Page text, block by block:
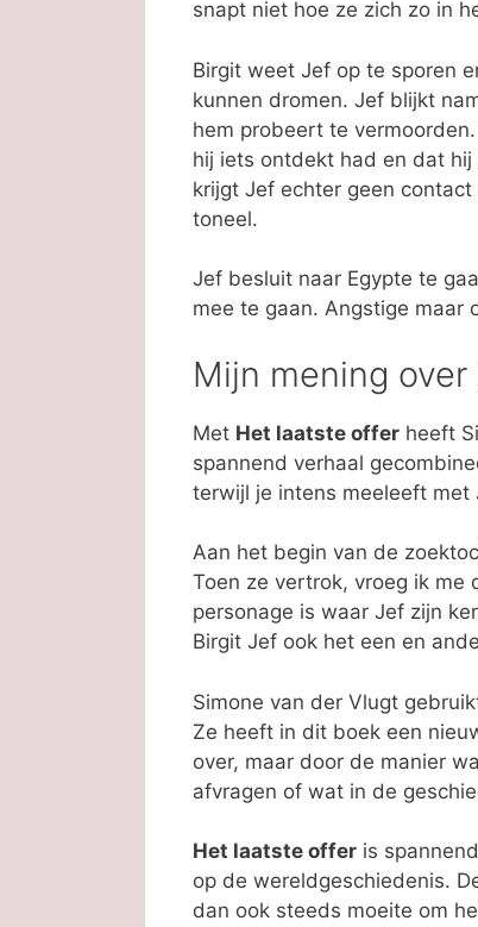
snapt niet hoe ze zich zo in
Birgit weet Jef op te sporen
kunnen dromen. Jef blijkt
hem probeert te
hij iets ontdekt had en dat
krijgt Jef echter geen
toneel.
Jef besluit naar Egypte te
mee te gaan. Angstige maar
Mijn mening
Met Het laatste offer heeft
spannend verhaal
terwijl je intens meeleeft
Aan het begin van de
Toen ze vertrok, vroeg ik me
personage is waar Jef zijn
Birgit Jef ook het een en
Simone van der Vlugt
Ze heeft in dit boek een
over, maar door de manier
afvragen of wat in de
Het laatste offer is
op de wereldgeschiedenis.
dan ook steeds moeite om